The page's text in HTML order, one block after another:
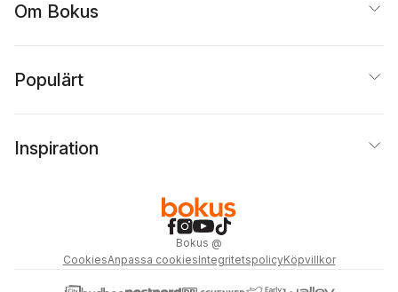
Om Bokus
Populärt
Inspiration
Bokus @
CookiesAnpassa cookiesIntegritetspolicyKöpvillkor